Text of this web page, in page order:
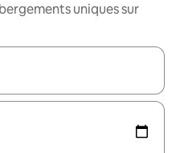
uniques sur
utilisez les flèches vers le